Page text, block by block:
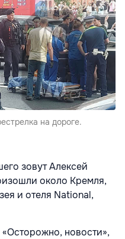
на дороге.
зовут Алексей
около Кремля,
и отеля National,
новости»,